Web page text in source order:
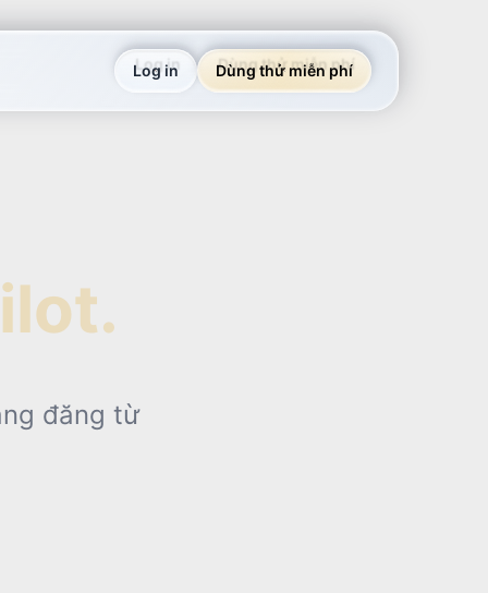
Log in Dùng thử miễn phí
đăng từ